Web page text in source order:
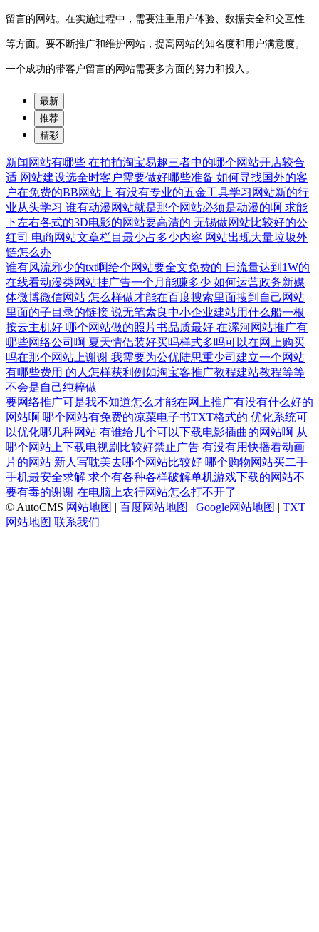
留言的网站。在实施过程中，需要注重用户体验、数据安全和交互性
等方面。要不断推广和维护网站，提高网站的知名度和用户满意度。
一个成功的带客户留言的网站需要多方面的努力和投入。
最新
推荐
精彩
新闻网站有哪些 在拍拍淘宝易趣三者中的哪个网站开店较合
适 网站建设选全时客户需要做好哪些准备 如何寻找国外的客
户在免费的BB网站上 有没有专业的五金工具学习网站新的行
业从头学习 谁有动漫网站就是那个网站必须是动漫的啊 求能
下左右各式的3D电影的网站要高清的 无锡做网站比较好的公
红司 电商网站文章栏目最少占多少内容 网站出现大量垃圾外
链怎么办
谁有风流邪少的txt啊给个网站要全文免费的 日流量达到1W的
在线看动漫类网站挂广告一个月能赚多少 如何运营政务新媒
体微博微信网站 怎么样做才能在百度搜索里面搜到自己网站
里面的子目录的链接 说无笔素良中小企业建站用什么船一根
按云主机好 哪个网站做的照片书品质最好 在漯河网站推广有
哪些网络公司啊 夏天情侣装好买吗样式多吗可以在网上购买
吗在那个网站上谢谢 我需要为公优陆思重少司建立一个网站
有哪些费用 的人怎样获利例如淘宝客推广教程建站教程等等
不会是自己纯粹做
要网络推广可是我不知道怎么才能在网上推广有没有什么好的
网站啊 哪个网站有免费的凉菜电子书TXT格式的 优化系统可
以优化哪几种网站 有谁给几个可以下载电影插曲的网站啊 从
哪个网站上下载电视剧比较好禁止广告 有没有用快播看动画
片的网站 新人写耽美去哪个网站比较好 哪个购物网站买二手
手机最安全求解 求个有各种各样破解单机游戏下载的网站不
要有毒的谢谢 在电脑上农行网站怎么打不开了
© AutoCMS 网站地图 | 百度网站地图 | Google网站地图 | TXT
网站地图 联系我们